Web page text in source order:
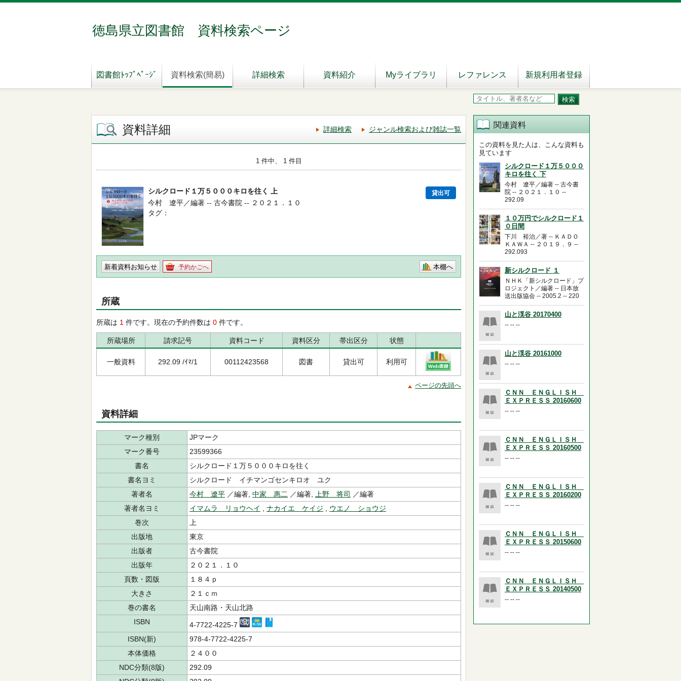
徳島県立図書館 資料検索ページ
図書館ﾄｯﾌﾟﾍﾟｰｼﾞ 資料検索(簡易) 詳細検索 資料紹介 Myライブラリ レファレンス 新規利用者登録
資料詳細 詳細検索 ジャンル検索および雑誌一覧
1 件中、 1 件目
シルクロード１万５０００キロを往く 上 貸出可
今村 遼平／編著 -- 古今書院 -- ２０２１．１０
タグ
新着資料お知らせ 予約かごへ 本棚へ
所蔵
所蔵は 1 件です。現在の予約件数は 0 件です。
所蔵場所 請求記号 資料コード 資料区分 帯出区分 状態
一般資料 292.09 /ｲﾏ/1 00112423568 図書 貸出可 利用可
ページの先頭へ
資料詳細
マーク種別
JPマーク
マーク番号
23599366
書名
シルクロード１万５０００キロを往く
書名ヨミ
シルクロード イチマンゴセンキロオ ユク
著者名
今村 遼平 ／編著, 中家 惠二 ／編著, 上野 将司
／編著
著者名ヨミ
イマムラ リョウヘイ ナカイエ ケイジ
ウエノ ショウジ
巻次
上
出版地
東京
出版者
古今書院
出版年
２０２１．１０
頁数・図版
１８４ｐ
大きさ
２１ｃｍ
巻の書名
天山南路・天山北路
ISBN
4-7722-4225-7
ISBN(新)
978-4-7722-4225-7
本体価格
２４００
NDC分類(8版)
292.09
関連資料
この資料を見た人は、こんな資料も
見ています
シルクロード１万５０００
キロを往く 下
今村 遼平／編著 -- 古今書
院 -- ２０２１．１０ --
292.09
１０万円でシルクロード１
０日間
下川 裕治／著 -- ＫＡＤＯ
ＫＡＷＡ -- ２０１９．９ --
292.093
新シルクロード １
ＮＨＫ「新シルクロード」プ
ロジェクト／編著 -- 日本放
送出版協会 -- 2005.2 -- 220
山と渓谷 20170400
-- -- --
山と渓谷 20161000
-- -- --
ＣＮＮ ＥＮＧＬＩＳＨ
ＥＸＰＲＥＳＳ 20160600
-- -- --
ＣＮＮ ＥＮＧＬＩＳＨ
ＥＸＰＲＥＳＳ 20160500
-- -- --
ＣＮＮ ＥＮＧＬＩＳＨ
ＥＸＰＲＥＳＳ 20160200
-- -- --
ＣＮＮ ＥＮＧＬＩＳＨ
ＥＸＰＲＥＳＳ 20150600
-- -- --
ＣＮＮ ＥＮＧＬＩＳＨ
ＥＸＰＲＥＳＳ 20140500
-- -- --